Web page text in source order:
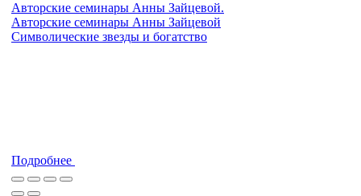
Авторские семинары Анны Зайцевой.
Авторские семинары Анны Зайцевой
Символические звезды и богатство
Подробнее